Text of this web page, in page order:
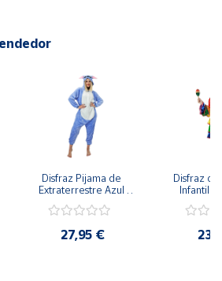
Disfraz Pijama de
Extraterrestre Azul
Kigurumi de
27,95 €
Disfraz de
Infantil –